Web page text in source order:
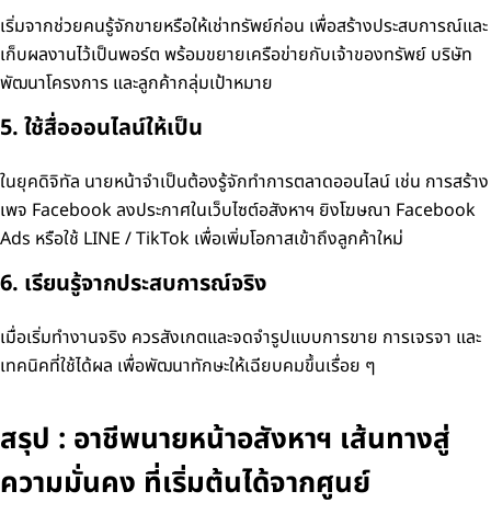
เริ่มจากช่วยคนรู้จักขายหรือให้เช่าทรัพย์ก่อน เพื่อสร้างประสบการณ์และ
เก็บผลงานไว้เป็นพอร์ต พร้อมขยายเครือข่ายกับเจ้าของทรัพย์ บริษัท
พัฒนาโครงการ และลูกค้ากลุ่มเป้าหมาย
5. ใช้สื่อออนไลน์ให้เป็น
ในยุคดิจิทัล นายหน้าจำเป็นต้องรู้จักทำการตลาดออนไลน์ เช่น การสร้าง
เพจ Facebook ลงประกาศในเว็บไซต์อสังหาฯ ยิงโฆษณา Facebook
Ads หรือใช้ LINE / TikTok เพื่อเพิ่มโอกาสเข้าถึงลูกค้าใหม่
6. เรียนรู้จากประสบการณ์จริง
เมื่อเริ่มทำงานจริง ควรสังเกตและจดจำรูปแบบการขาย การเจรจา และ
เทคนิคที่ใช้ได้ผล เพื่อพัฒนาทักษะให้เฉียบคมขึ้นเรื่อย ๆ
สรุป : อาชีพนายหน้าอสังหาฯ เส้นทางสู่
ความมั่นคง ที่เริ่มต้นได้จากศูนย์